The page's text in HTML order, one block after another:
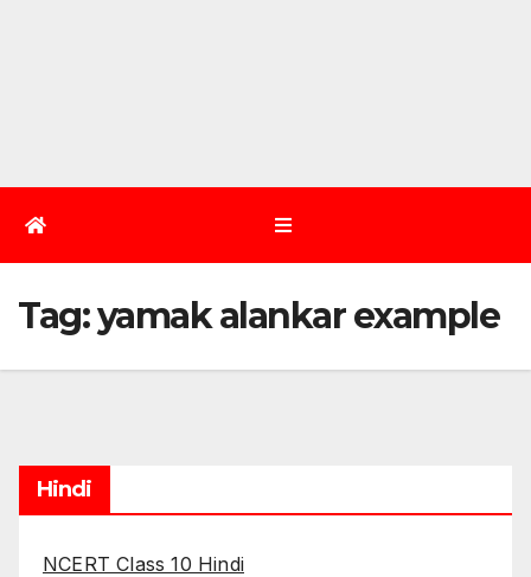
Tag:yamak alankar example
Hindi
NCERT Class 10 Hindi